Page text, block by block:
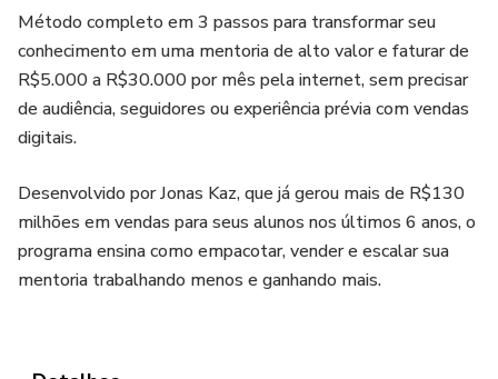
Método completo em 3 passos para transformar seu
conhecimento em uma mentoria de alto valor e faturar de
R$5.000 a R$30.000 por mês pela internet, sem precisar
de audiência, seguidores ou experiência prévia com vendas
digitais.
Desenvolvido por Jonas Kaz, que já gerou mais de R$130
milhões em vendas para seus alunos nos últimos 6 anos, o
programa ensina como empacotar, vender e escalar sua
mentoria trabalhando menos e ganhando mais.